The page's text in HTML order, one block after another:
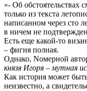
«- Об обстоятельствах
только из текста
написанном через сто
в ничем не
Есть еще какой-то
– фигня полная.
Однако, Nомерной
князя Игоря – мутная
Как история может
неизвестно, а